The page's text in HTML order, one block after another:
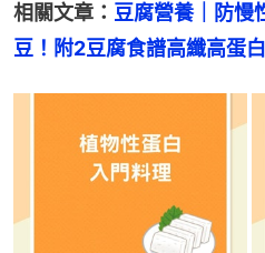
相關文章： 豆腐營養｜防慢
豆！附2豆腐食譜高纖高蛋白